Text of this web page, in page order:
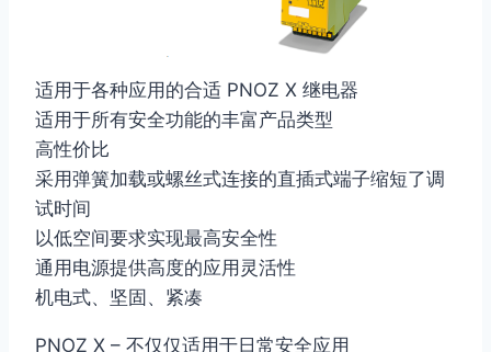
适用于各种应用的合适 PNOZ X 继电器
适用于所有安全功能的丰富产品类型
高性价比
采用弹簧加载或螺丝式连接的直插式端子缩短了调
试时间
以低空间要求实现最高安全性
通用电源提供高度的应用灵活性
机电式、坚固、紧凑
PNOZ X – 不仅仅适用于日常安全应用